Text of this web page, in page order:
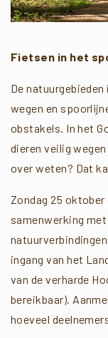
Fietsen in het
De
wegen en
obstakels. In het
dieren veilig
over weten? Dat
Zondag 25 oktober
samenwerking
ingang van het
van de verharde
bereikbaar).
hoeveel